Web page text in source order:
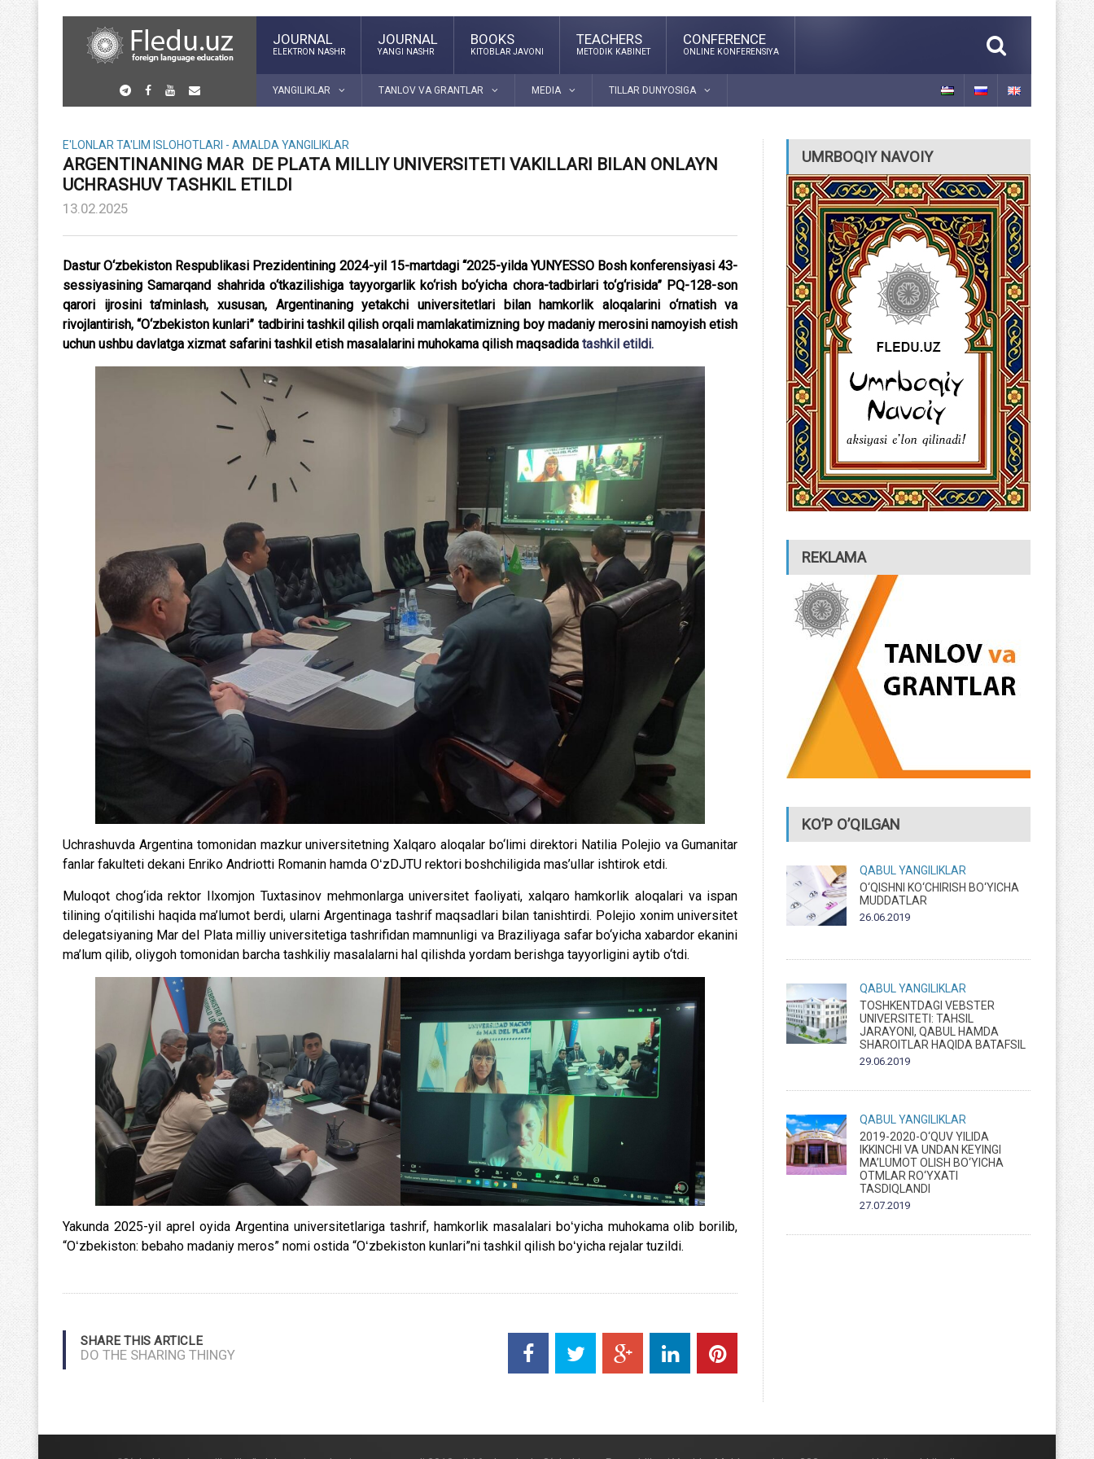
JOURNAL
ELEKTRON NASHR
JOURNAL
YANGI NASHR
BOOKS
KITOBLAR JAVONI
TEACHERS
METODIK KABINET
CONFERENCE
ONLINE KONFERENSIYA
YANGILIKLAR TANLOV VA GRANTLAR MEDIA TILLAR DUNYOSIGA
E'LONLAR TA'LIM ISLOHOTLARI - AMALDA YANGILIKLAR
ARGENTINANING MAR DE PLATA MILLIY UNIVERSITETI VAKILLARI BILAN ONLAYN
UCHRASHUV TASHKIL ETILDI
13.02.2025
Dastur O‘zbekiston Respublikasi Prezidentining 2024-yil 15-martdagi “2025-yilda YUNYESSO Bosh konferensiyasi 43-
sessiyasining Samarqand shahrida o‘tkazilishiga tayyorgarlik ko‘rish bo‘yicha chora-tadbirlari to‘g‘risida” PQ-128-son
qarori ijrosini ta’minlash, xususan, Argentinaning yetakchi universitetlari bilan hamkorlik aloqalarini o‘rnatish va
rivojlantirish, “O‘zbekiston kunlari” tadbirini tashkil qilish orqali mamlakatimizning boy madaniy merosini namoyish etish
uchun ushbu davlatga xizmat safarini tashkil etish masalalarini muhokama qilish maqsadida tashkil etildi.
Uchrashuvda Argentina tomonidan mazkur universitetning Xalqaro aloqalar bo‘limi direktori Natilia Polejio va Gumanitar
fanlar fakulteti dekani Enriko Andriotti Romanin hamda OʻzDJTU rektori boshchiligida mas’ullar ishtirok etdi.
Muloqot chog‘ida rektor Ilxomjon Tuxtasinov mehmonlarga universitet faoliyati, xalqaro hamkorlik aloqalari va ispan
tilining o‘qitilishi haqida ma’lumot berdi, ularni Argentinaga tashrif maqsadlari bilan tanishtirdi. Polejio xonim universitet
delegatsiyaning Mar del Plata milliy universitetiga tashrifidan mamnunligi va Braziliyaga safar bo‘yicha xabardor ekanini
ma’lum qilib, oliygoh tomonidan barcha tashkiliy masalalarni hal qilishda yordam berishga tayyorligini aytib o‘tdi.
Yakunda 2025-yil aprel oyida Argentina universitetlariga tashrif, hamkorlik masalalari boʻyicha muhokama olib borilib,
“Oʻzbekiston: bebaho madaniy meros” nomi ostida “Oʻzbekiston kunlari”ni tashkil qilish boʻyicha rejalar tuzildi.
SHARE THIS ARTICLE
DO THE SHARING THINGY
UMRBOQIY NAVOIY
REKLAMA
KO’P O’QILGAN
QABUL
YANGILIKLAR
O‘QISHNI KO‘CHIRISH BO‘YICHA
MUDDATLAR
26.06.2019
QABUL
YANGILIKLAR
TOSHKENTDAGI VEBSTER
UNIVERSITETI: TAHSIL
JARAYONI, QABUL HAMDA
SHAROITLAR HAQIDA BATAFSIL
29.06.2019
QABUL
YANGILIKLAR
2019-2020-O‘QUV YILIDA
IKKINCHI VA UNDAN KEYINGI
MA’LUMOT OLISH BO‘YICHA
OTMLAR RO‘YXATI
TASDIQLANDI
27.07.2019